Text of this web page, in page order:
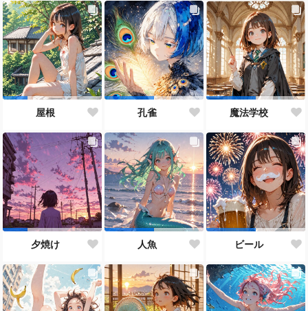
屋根 孔雀 魔法学校
夕焼け 人魚 ビール